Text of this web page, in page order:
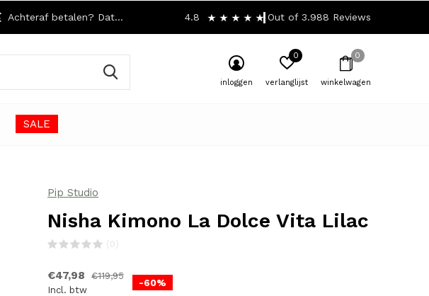
SALE
inloggen verlanglijst
0
winkelwagen
0
Achteraf betalen? Dat kan! 4.8 Out of 3.988 Reviews
Pip Studio
Nisha Kimono La Dolce Vita Lilac
(0)
€47,98
€119,95
Incl. btw
-60%